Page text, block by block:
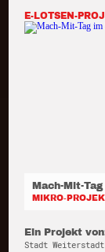
E-LOTSEN-
Mach-Mit-
MIKRO-
Ein Projekt
Stadt Weiterstadt